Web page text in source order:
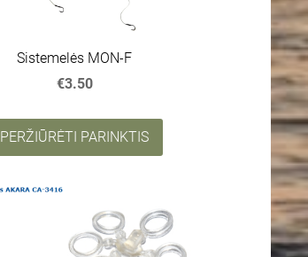
Sistemelės MON-F
€3.50
PERŽIŪRĖTI PARINKTIS